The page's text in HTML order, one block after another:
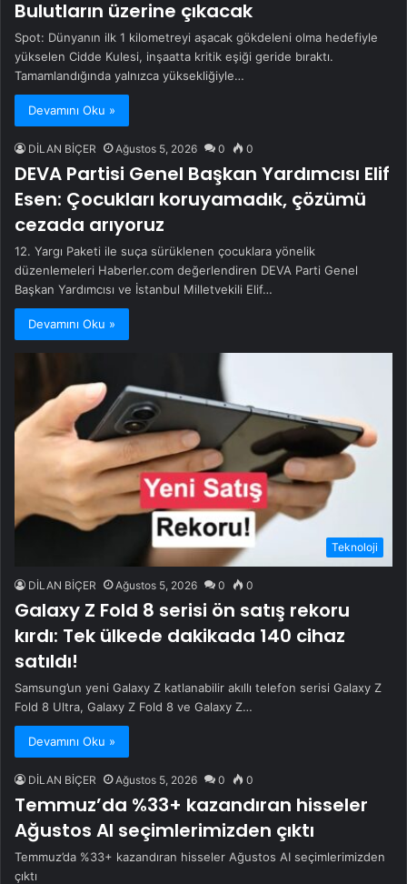
Bulutların üzerine çıkacak
Spot: Dünyanın ilk 1 kilometreyi aşacak gökdeleni olma hedefiyle
yükselen Cidde Kulesi, inşaatta kritik eşiği geride bıraktı.
Tamamlandığında yalnızca yüksekliğiyle…
Devamını Oku »
DİLAN BİÇER Ağustos 5, 2026 0 0
DEVA Partisi Genel Başkan Yardımcısı Elif
Esen: Çocukları koruyamadık, çözümü
cezada arıyoruz
12. Yargı Paketi ile suça sürüklenen çocuklara yönelik
düzenlemeleri Haberler.com değerlendiren DEVA Parti Genel
Başkan Yardımcısı ve İstanbul Milletvekili Elif…
Devamını Oku »
Teknoloji
DİLAN BİÇER Ağustos 5, 2026 0 0
Galaxy Z Fold 8 serisi ön satış rekoru
kırdı: Tek ülkede dakikada 140 cihaz
satıldı!
Samsung’un yeni Galaxy Z katlanabilir akıllı telefon serisi Galaxy Z
Fold 8 Ultra, Galaxy Z Fold 8 ve Galaxy Z…
Devamını Oku »
DİLAN BİÇER Ağustos 5, 2026 0 0
Temmuz’da %33+ kazandıran hisseler
Ağustos AI seçimlerimizden çıktı
Temmuz’da %33+ kazandıran hisseler Ağustos AI seçimlerimizden
çıktı